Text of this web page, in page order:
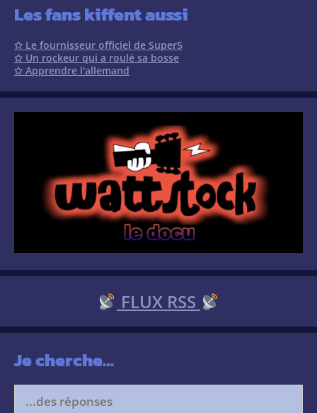
Les fans kiffent aussi
✩ Le fournisseur officiel de Super5
✩ Un rockeur qui a roulé sa bosse
✩ Apprendre l'allemand
FLUX RSS
Je cherche…
for: